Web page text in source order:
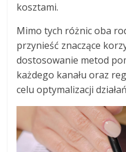
kosztami.
Mimo tych różnic oba
przynieść znaczące
dostosowanie metod
każdego kanału oraz
celu optymalizacji